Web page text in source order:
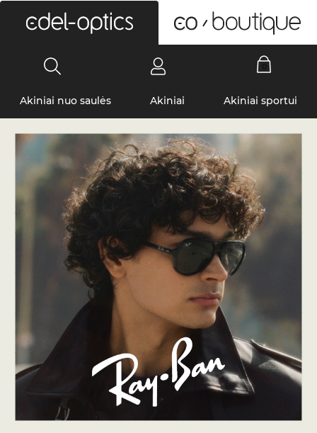
Akiniai nuo saulės Akiniai Akiniai sportui